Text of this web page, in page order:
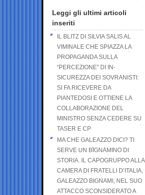
Leggi gli ultimi articoli
inseriti
IL BLITZ DI SILVIA SALIS AL
VIMINALE CHE SPIAZZA LA
PROPAGANDA SULLA
“PERCEZIONE” DI IN-
SICUREZZA DEI SOVRANISTI:
SI FA RICEVERE DA
PIANTEDOSI E OTTIENE LA
COLLABORAZIONE DEL
MINISTRO SENZA CEDERE SU
TASER E CP
MA CHE GALEAZZO DICI? TI
SERVE UN BIGNAMINO DI
STORIA. IL CAPOGRUPPO ALLA
CAMERA DI FRATELLI D’ITALIA,
GALEAZZO BIGNAMI, NEL SUO
ATTACCO SCONSIDERATO A